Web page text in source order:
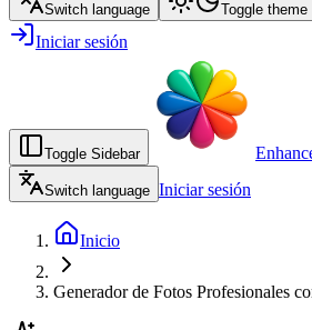
Switch language Toggle theme
Iniciar sesión
Toggle Sidebar
Switch language Iniciar sesión
Inicio
Generador de Fotos Profesionales